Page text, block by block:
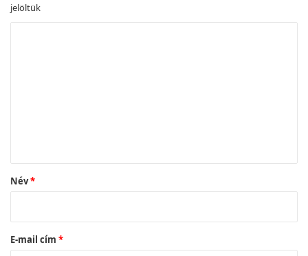
jelöltük
ó
s
Név*
E-mail cím *